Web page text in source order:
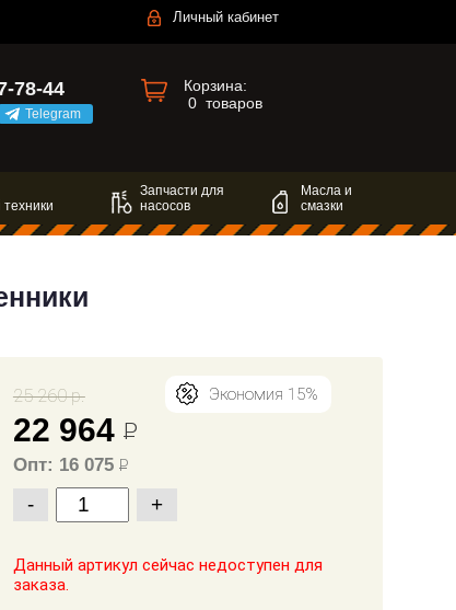
Личный кабинет
78-44
Telegram
Корзина:
0 товаров
Запчасти для
насосов
Масла и
смазки
25 260 р. Экономия 15%
22 964 Р
Опт: 16 075 Р
- +
Данный артикул сейчас недоступен для
заказа.